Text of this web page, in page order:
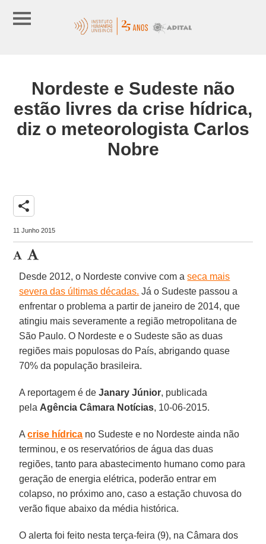
Nordeste e Sudeste não
estão livres da crise hídrica,
diz o meteorologista Carlos
Nobre
share
11 Junho 2015
Desde 2012, o Nordeste convive com aseca mais
severa das últimas décadas. Já o Sudeste passou a
enfrentar o problema a partir de janeiro de 2014, que
atingiu mais severamente a região metropolitana de
São Paulo. O Nordeste e o Sudeste são as duas
regiões mais populosas do País, abrigando quase
70% da população brasileira.
A reportagem é deJanary Júnior, publicada
pela Agência Câmara Notícias, 10-06-2015.
Acrise hídrica no Sudeste e no Nordeste ainda não
terminou, e os reservatórios de água das duas
regiões, tanto para abastecimento humano como para
geração de energia elétrica, poderão entrar em
colapso, no próximo ano, caso a estação chuvosa do
verão fique abaixo da média histórica.
O alerta foi feito nesta terça-feira (9), na Câmara dos